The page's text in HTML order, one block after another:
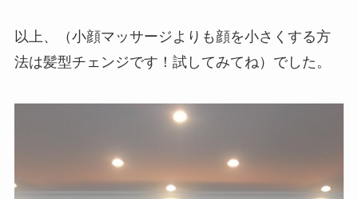
以上、（小顔マッサージよりも顔を小さくする方
法は髪型チェンジです！試してみてね）でした。